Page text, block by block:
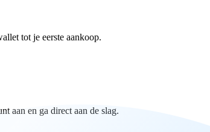
tot je eerste aankoop.
aan en ga direct aan de slag.